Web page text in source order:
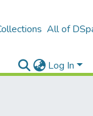
All of
Log In